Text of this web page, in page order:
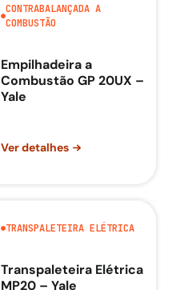
CONTRABALANÇADA A
COMBUSTÃO
Empilhadeira a
Combustão GP 20UX –
Yale
Ver detalhes
TRANSPALETEIRA ELÉTRICA
Transpaleteira Elétrica
MP20 – Yale